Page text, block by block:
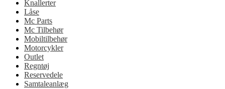
Knallerter
Låse
Mc Parts
Mc Tilbehør
Mobiltilbehør
Motorcykler
Outlet
Regntøj
Reservedele
Samtaleanlæg